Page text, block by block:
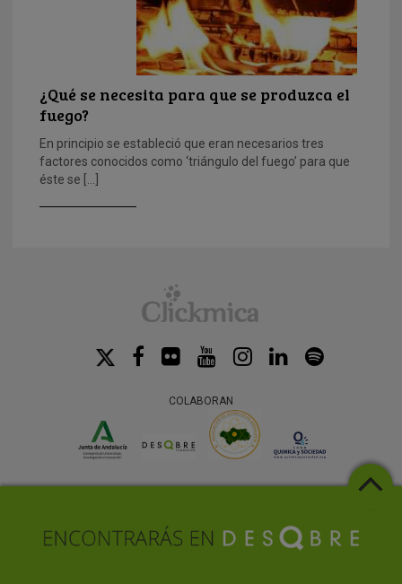
¿Qué se necesita para que se produzca el
fuego?
En principio se estableció que eran necesarios tres
factores conocidos como ‘triángulo del fuego’ para que
éste se […]
COLABORAN